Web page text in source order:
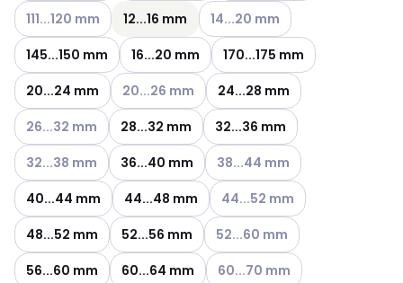
Katso käytettävissä olevat vaihtoehdot
111...120 mm 12...16 mm Katso käytettävissä olevat
14...20 mm
145...150 mm
16...20 mm
170...175 mm
20...24 mm
Katso käytettävissä olevat vaihtoehdot
20...26 mm
24...28 mm
Katso käytettävissä olevat vaihtoehdot
26...32 mm 28...32 mm
32...36 mm
Katso käytettävissä olevat vaihtoehdot
32...38 mm 36...40 mm Katso käytettävissä olevat
38...44 mm
40...44 mm
44...48 mm Katso käytettävissä olevat
44...52 mm
48...52 mm
52...56 mm Katso käytettävissä olevat
52...60 mm
56...60 mm
60...64 mm Katso käytettävissä olevat
60...70 mm